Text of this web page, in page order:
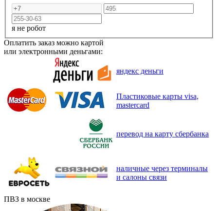
я не робот
Оплатить заказ можно картой
или электронными деньгами:
яндекс деньги
Пластиковые карты visa,
mastercard
перевод на карту сбербанка
наличные через терминалы
и салоны связи
ПВЗ в москве